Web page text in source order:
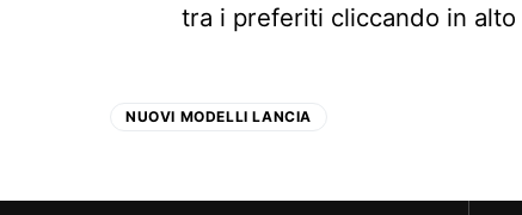
tra i preferiti cliccando in alto
NUOVI MODELLI LANCIA